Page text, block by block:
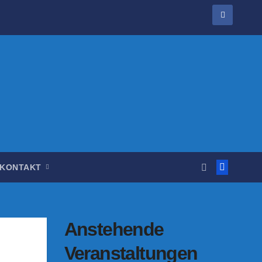
KONTAKT
Anstehende
Veranstaltungen